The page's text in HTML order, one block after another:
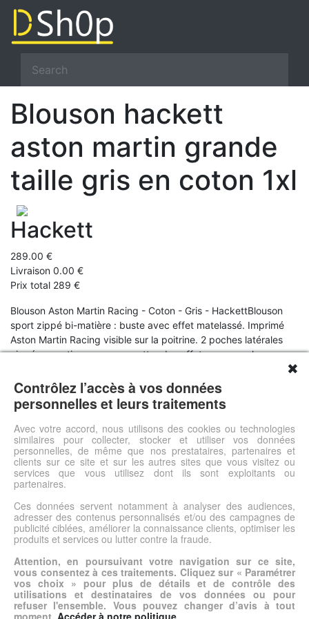
Blouson hackett
aston martin grande
taille gris en coton 1xl
Hackett
289.00 €
Livraison 0.00 €
Prix total 289 €
Blouson Aston Martin Racing - Coton - Gris - HackettBlouson
sport zippé bi-matière : buste avec effet matelassé. Imprimé
Aston Martin Racing visible sur la poitrine. 2 poches latérales
zippées, pratiques pour y mettre des effets personnels.
avant : 100% polyester Manches et dos : 95% coton et 5%
élasthanneEntretien : Lavage en machine à 30°La marque : Les
collections de la marque Hackett représentent le prêt-à-porter
britannique pour hommes. Les coupes sont impeccables et le
style de la marque renvoie une image casual haut de gamme.
Voir l'offre
© DSh0p 2026 -Accueil-Mentions légales
✖
Contrôlez l’accès à vos données
personnelles et leurs traitements
Avec votre accord, nous utilisons des cookies ou technologies
similaires pour collecter, stocker et utiliser vos données
personnelles, de même que nos prestataires, partenaires et
clients sur ce site et sur les autres sites que vous visitez ou
services que vous utilisez dont ils sont exploitants ou
partenaires.
Ces données servent notamment à analyser des audiences,
adresser des contenus personnalisés et/ou des campagnes de
publicité ciblées, améliorer la connaissance clients, optimiser les
produits et services ou lutter contre la fraude.
Attention, en poursuivant votre navigation sur ce site,
vous consentez à ces traitements. Cliquez sur « Paramétrer
vos choix » pour plus de détails et de contrôle des
utilisations et destinataires de vos données ou pour
refuser l'ensemble. Vous pouvez changer d’avis à tout
moment. Accéder à notre politique